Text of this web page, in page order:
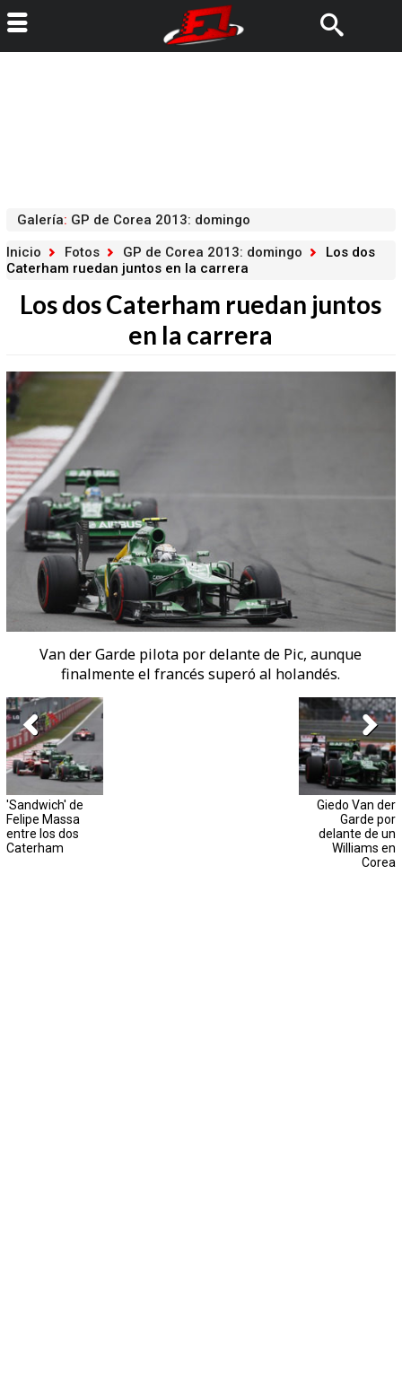
Galería: GP de Corea 2013: domingo
Inicio
Fotos GP de Corea 2013: domingo
Los dos
Caterham ruedan juntos en la carrera
Los dos Caterham ruedan juntos
en la carrera
Van der Garde pilota por delante de Pic, aunque
finalmente el francés superó al holandés.
'Sandwich' de
Felipe Massa
entre los dos
Caterham
Giedo Van der
Garde por
delante de un
Williams en
Corea